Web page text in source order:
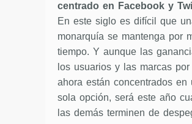
centrado en Facebook y
En este siglo es difícil que
monarquía se mantenga por
tiempo. Y aunque las
los usuarios y las marcas por
ahora están concentrados en
sola opción, será este año
las demás terminen de